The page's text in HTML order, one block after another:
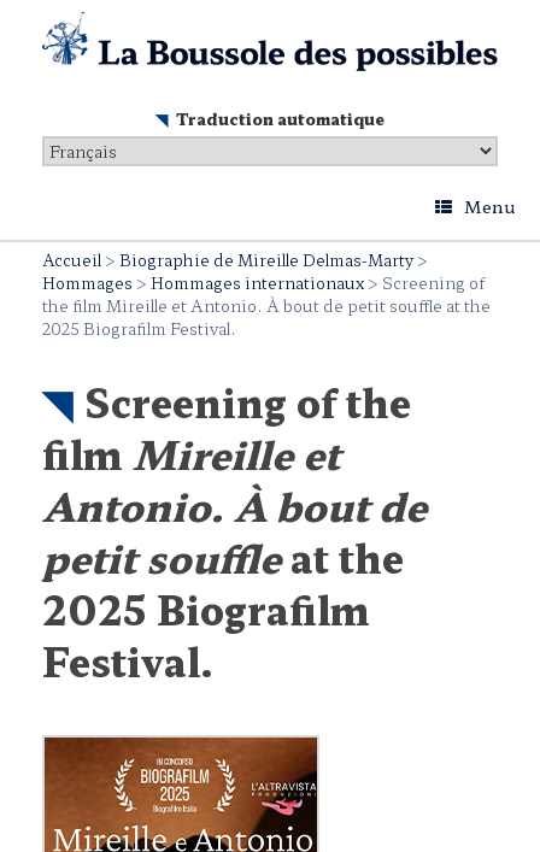
content
Traduction automatique
Menu
Accueil> Biographie de Mireille Delmas-Marty>
Hommages > Hommages internationaux> Screening of
the film Mireille et Antonio. À bout de petit souffle at the
2025 Biografilm Festival.
Screening of the
filmMireille et
Antonio. À bout de
petit souffleat the
2025 Biografilm
Festival.